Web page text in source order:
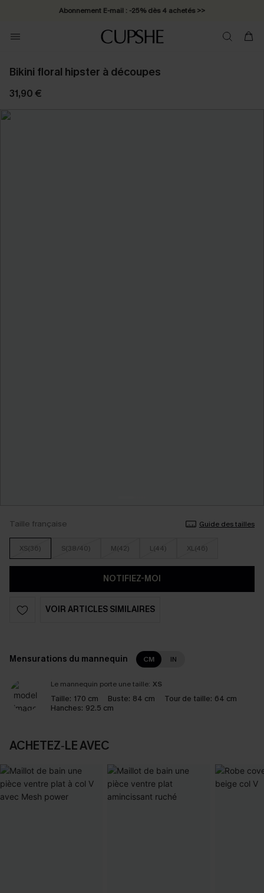
Abonnement E-mail : -25% dès 4 achetés >>
Bikini floral hipster à découpes
31,90 €
Taille française Guide des tailles
XS(36) S(38/40) M(42) L(44) XL(46)
NOTIFIEZ-MOI
VOIR ARTICLES SIMILAIRES
Mensurations du mannequin CM IN
Le mannequin porte une taille: XS
Taille: 170 cm Buste: 84 cm Tour de taille: 64 cm
Hanches: 92.5 cm
ACHETEZ‑LE AVEC